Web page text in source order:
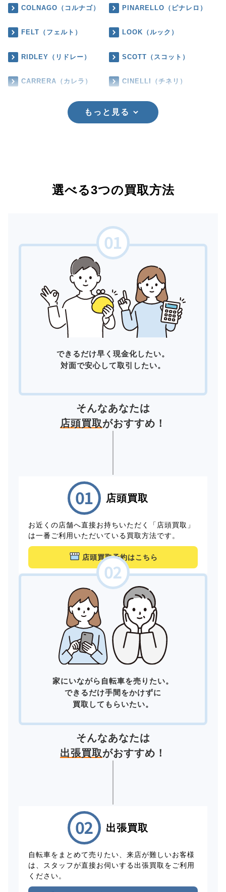
COLNAGO（コルナゴ） PINARELLO（ピナレロ）
FELT（フェルト） LOOK（ルック）
RIDLEY（リドレー） SCOTT（スコット）
CARRERA（カレラ） CINELLI（チネリ）
もっと見る
選べる3つの買取方法
できるだけ早く現金化したい。
対面で安心して取引したい。
そんなあなたは
店頭買取がおすすめ！
店頭買取
お近くの店舗へ直接お持ちいただく「店頭買取」
は一番ご利用いただいている買取方法です。
店頭買取予約はこちら
家にいながら自転車を売りたい。
できるだけ手間をかけずに
買取してもらいたい。
そんなあなたは
出張買取がおすすめ！
出張買取
自転車をまとめて売りたい、来店が難しいお客様
は、スタッフが直接お伺いする出張買取をご利用
ください。